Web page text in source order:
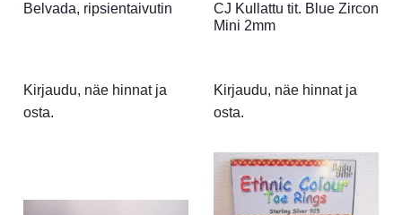
Belvada, ripsientaivutin
Kirjaudu, näe hinnat ja
osta.
CJ Kullattu tit. Blue Zircon
Mini 2mm
Kirjaudu, näe hinnat ja
osta.